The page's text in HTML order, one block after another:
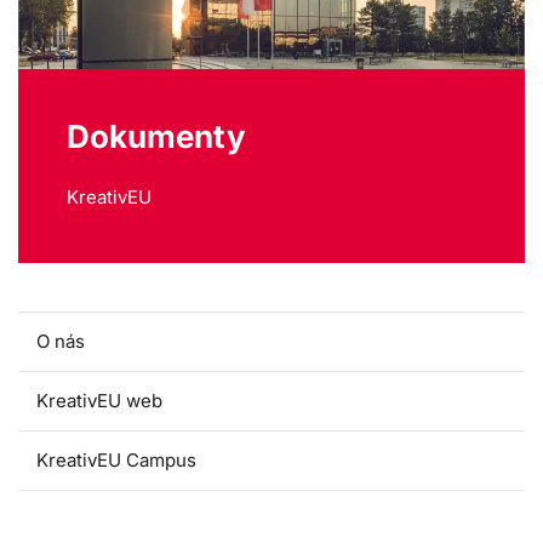
Dokumenty
KreativEU
O nás
KreativEU web
KreativEU Campus